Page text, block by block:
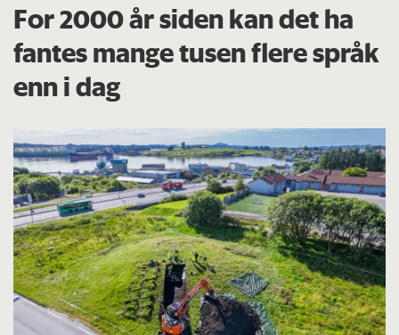
For 2000 år siden kan det ha
fantes mange tusen flere språk
enn i dag